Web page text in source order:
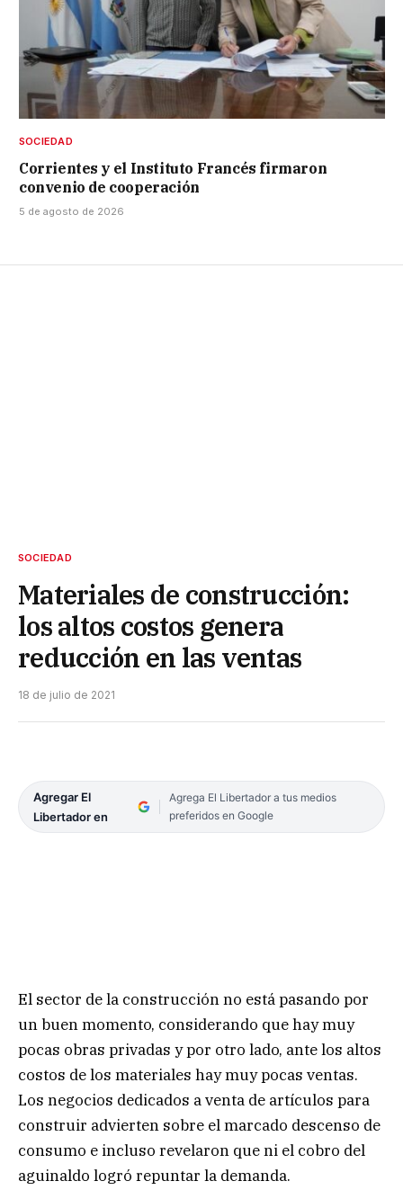
SOCIEDAD
Corrientes y el Instituto Francés firmaron
convenio de cooperación
5 de agosto de 2026
SOCIEDAD
Materiales de construcción:
los altos costos genera
reducción en las ventas
18 de julio de 2021
Agregar El
Libertador en
Agrega El Libertador a tus medios
preferidos en Google
El sector de la construcción no está pasando por
un buen momento, considerando que hay muy
pocas obras privadas y por otro lado, ante los altos
costos de los materiales hay muy pocas ventas.
Los negocios dedicados a venta de artículos para
construir advierten sobre el marcado descenso de
consumo e incluso revelaron que ni el cobro del
aguinaldo logró repuntar la demanda.